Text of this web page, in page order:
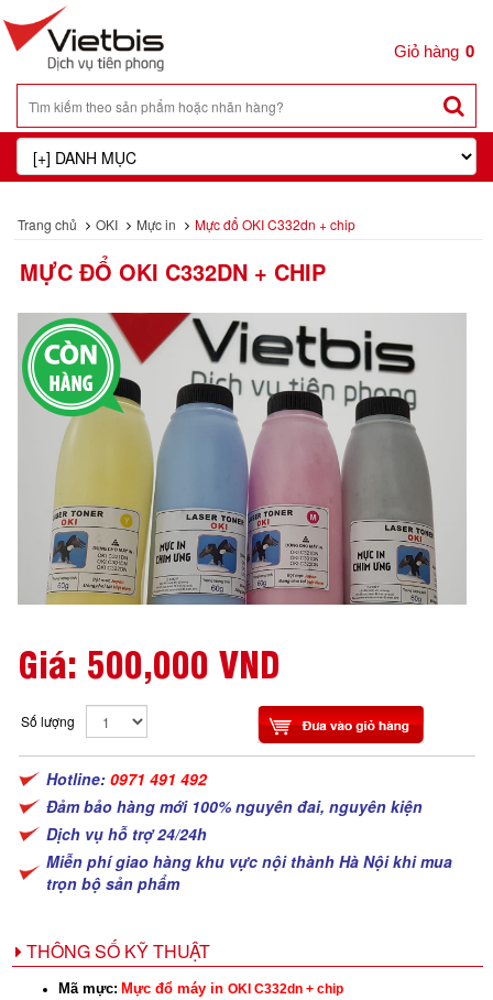
0
Trang chủ OKI Mực in Mực đổ OKI C332dn + chip
MỰC ĐỔ OKI C332DN + CHIP
Giá: 500,000 VND
Số lượng
Hotline: 0971 491 492
Đảm bảo hàng mới 100% nguyên đai, nguyên kiện
Dịch vụ hỗ trợ 24/24h
Miễn phí giao hàng khu vực nội thành Hà Nội khi mua
trọn bộ sản phẩm
THÔNG SỐ KỸ THUẬT
Mã mực: Mực đổ máy in OKI C332dn + chip